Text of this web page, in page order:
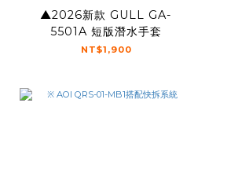
▲2026新款 GULL GA-
5501A 短版潛水手套
NT$1,900